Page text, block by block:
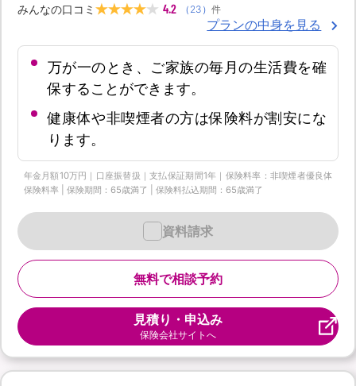
みんなの口コミ 4.2 （ 23 ） 件
プランの中身を見る
万が一のとき、ご家族の毎月の生活費を確
保することができます。
健康体や非喫煙者の方は保険料が割安にな
ります。
年金月額10万円｜口座振替扱｜支払保証期間1年｜保険料率：非喫煙者優良体
保険料率 | 保険期間：65歳満了 | 保険料払込期間：65歳満了
無料で相談予約
資料請求
見積り・申込み
保険会社サイトへ